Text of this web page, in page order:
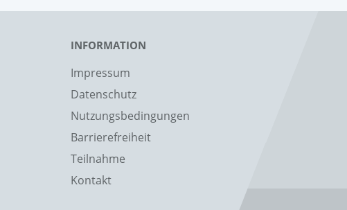
INFORMATION
Impressum
Datenschutz
Nutzungsbedingungen
Barrierefreiheit
Teilnahme
Kontakt